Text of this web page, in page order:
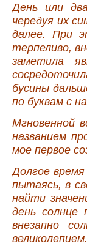
День или
чередуя их
далее. При
терпеливо,
заметила
бусины
по буквам с
Мгновенной
названием
мое первое
Долгое время
пытаясь, в
найти
день солнце
внезапно
великолепием.